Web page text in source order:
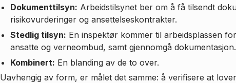
Dokumenttilsyn: Arbeidstilsynet ber om å få tilsendt
risikovurderinger og ansettelseskontrakter.
Stedlig tilsyn: En inspektør kommer til arbeidsplassen
ansatte og verneombud, samt gjennomgå dokumentasjon.
Kombinert: En blanding av de to over.
Uavhengig av form, er målet det samme: å verifisere at